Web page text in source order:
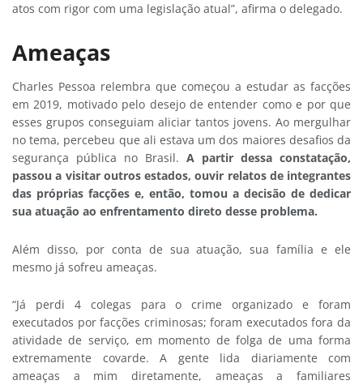
atos com rigor com uma legislação atual”, afirma o delegado.
Ameaças
Charles Pessoa relembra que começou a estudar as facções
em 2019, motivado pelo desejo de entender como e por que
esses grupos conseguiam aliciar tantos jovens. Ao mergulhar
no tema, percebeu que ali estava um dos maiores desafios da
segurança pública no Brasil. A partir dessa constatação,
passou a visitar outros estados, ouvir relatos de integrantes
das próprias facções e, então, tomou a decisão de dedicar
sua atuação ao enfrentamento direto desse problema.
Além disso, por conta de sua atuação, sua família e ele
mesmo já sofreu ameaças.
“Já perdi 4 colegas para o crime organizado e foram
executados por facções criminosas; foram executados fora da
atividade de serviço, em momento de folga de uma forma
extremamente covarde. A gente lida diariamente com
ameaças a mim diretamente, ameaças a familiares